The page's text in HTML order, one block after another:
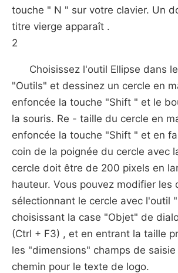
touche " N " sur votre clavier. Un
titre vierge apparaît .
2
Choisissez l'outil Ellipse dans
"Outils" et dessinez un cercle en
enfoncée la touche "Shift " et le
la souris. Re - taille du cercle en
enfoncée la touche "Shift " et en
coin de la poignée du cercle avec
cercle doit être de 200 pixels en
hauteur. Vous pouvez modifier les
sélectionnant le cercle avec l'outil
choisissant la case "Objet" de
(Ctrl + F3) , et en entrant la taille
les "dimensions" champs de
chemin pour le texte de logo.